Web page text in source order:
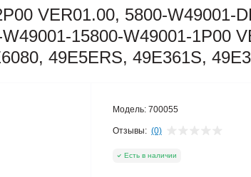
VER01.00, 5800-W49001-
15800-W49001-1P00
49E5ERS, 49E361S,
Модель: 700055
Отзывы: (0)
Есть в наличии